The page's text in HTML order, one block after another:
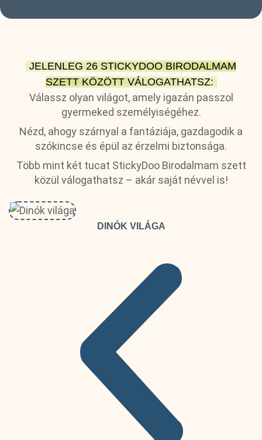
JELENLEG 26 STICKYDOO BIRODALMAM
SZETT KÖZÖTT VÁLOGATHATSZ:
Válassz olyan világot, amely igazán passzol
gyermeked személyiségéhez.
Nézd, ahogy szárnyal a fantáziája, gazdagodik a
szókincse és épül az érzelmi biztonsága.
Több mint két tucat StickyDoo Birodalmam szett
közül válogathatsz – akár saját névvel is!
DINÓK VILÁGA